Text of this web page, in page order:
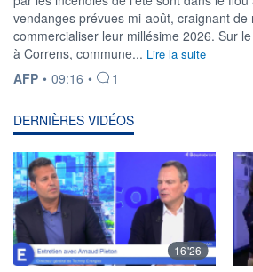
vendanges prévues mi-août, craignant de
commercialiser leur millésime 2026. Sur
à Correns, commune... Lire la suite
INFORMATION FOURNIE PAR
AFP • 09:16 • 1
DERNIÈRES VIDÉOS
16'26